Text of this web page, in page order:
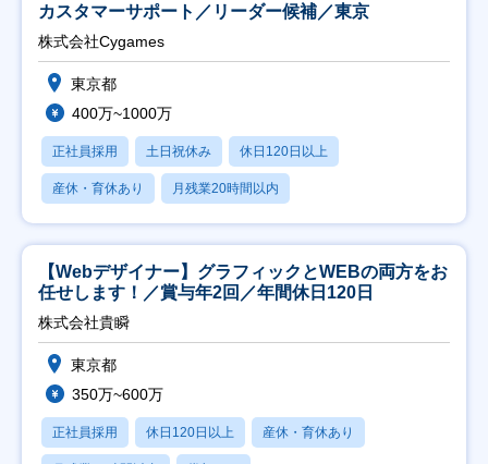
カスタマーサポート／リーダー候補／東京
株式会社Cygames
東京都
400万~1000万
正社員採用 土日祝休み 休日120日以上
産休・育休あり 月残業20時間以内
【Webデザイナー】グラフィックとWEBの両方をお
任せします！／賞与年2回／年間休日120日
株式会社貴瞬
東京都
350万~600万
正社員採用 休日120日以上 産休・育休あり